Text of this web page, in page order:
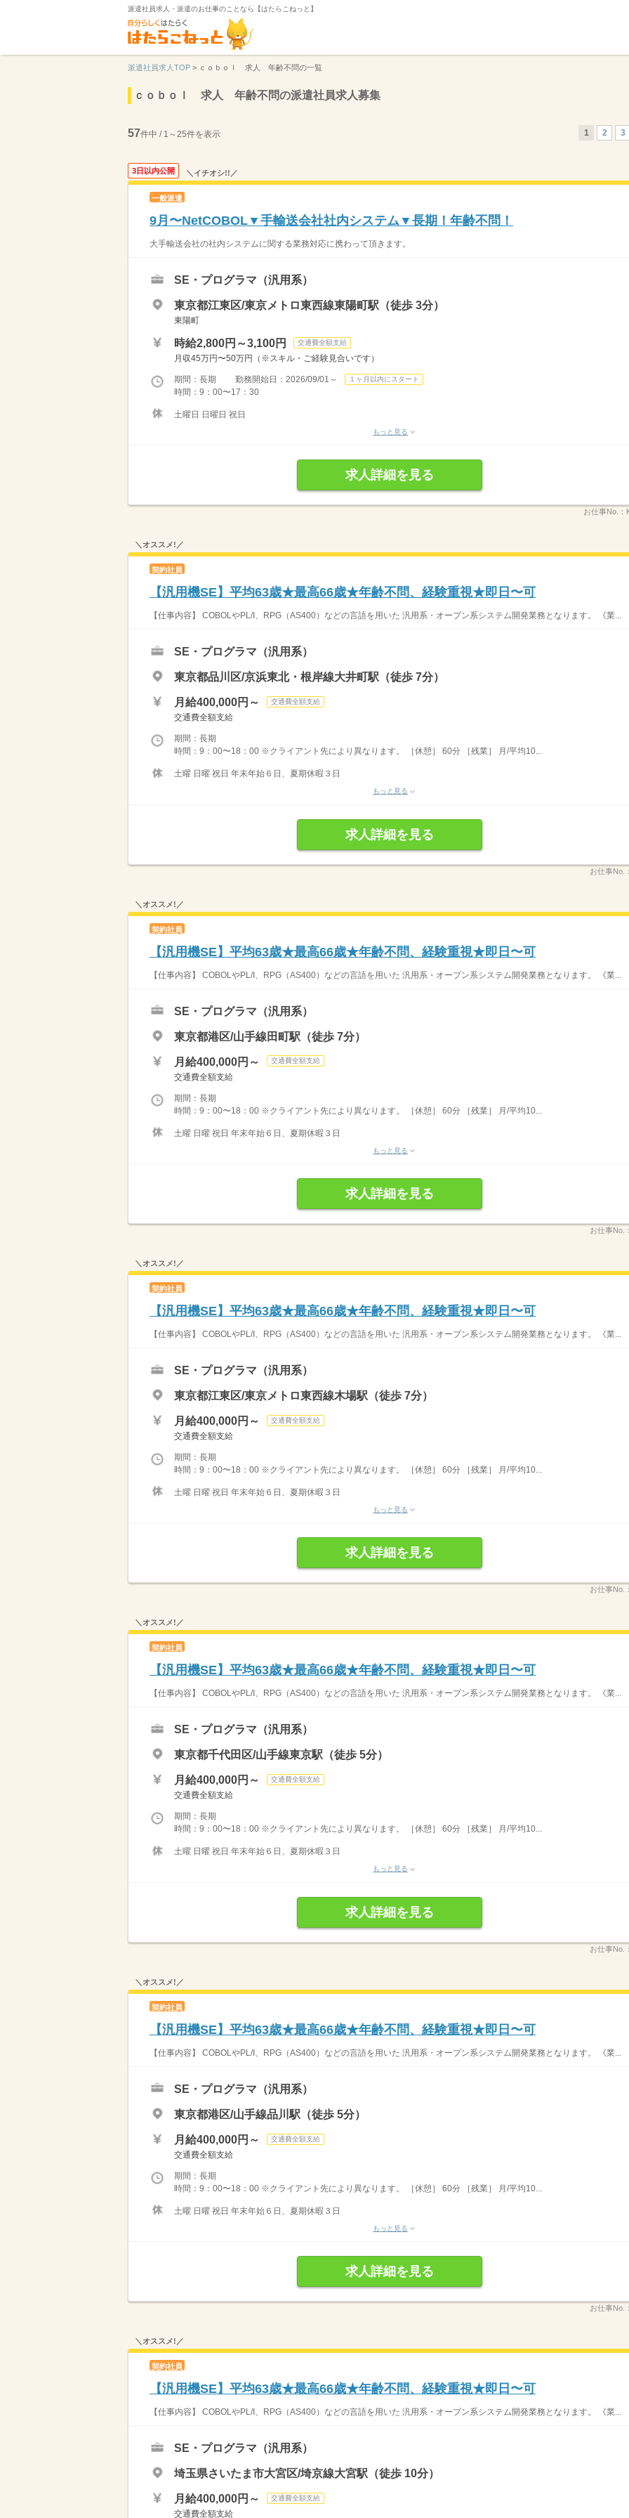
派遣社員求人・派遣のお仕事のことなら【はたらこねっと】
派遣社員求人TOP > ｃｏｂｏｌ 求人 年齢不問の一覧
ｃｏｂｏｌ 求人 年齢不問の派遣社員求人募集
57件中 / 1～25件を表示 1 2 3
3日以内公開 ＼イチオシ!!／
一般派遣
9月〜NetCOBOL▼手輸送会社社内システム▼長期！年齢不問！
大手輸送会社の社内システムに関する業務対応に携わって頂きます。
SE・プログラマ（汎用系）
東京都江東区/東京メトロ東西線東陽町駅（徒歩 3分）
東陽町
時給2,800円～3,100円 交通費全額支給
月収45万円〜50万円（※スキル・ご経験見合いです）
期間：長期 勤務開始日：2026/09/01～ １ヶ月以内にスタート
時間：9：00〜17：30
土曜日 日曜日 祝日
もっと見る
求人詳細を見る
お仕事No.：
＼オススメ!／
契約社員
【汎用機SE】平均63歳★最高66歳★年齢不問、経験重視★即日〜可
【仕事内容】 COBOLやPL/I、RPG（AS400）などの言語を用いた 汎用系・オープン系システム開発業務となります。 《業...
SE・プログラマ（汎用系）
東京都品川区/京浜東北・根岸線大井町駅（徒歩 7分）
月給400,000円～ 交通費全額支給
交通費全額支給
期間：長期
時間：9：00〜18：00 ※クライアント先により異なります。 ［休憩］ 60分 ［残業］ 月/平均10...
土曜 日曜 祝日 年末年始６日、夏期休暇３日
もっと見る
求人詳細を見る
お仕事No.：
＼オススメ!／
契約社員
【汎用機SE】平均63歳★最高66歳★年齢不問、経験重視★即日〜可
【仕事内容】 COBOLやPL/I、RPG（AS400）などの言語を用いた 汎用系・オープン系システム開発業務となります。 《業...
SE・プログラマ（汎用系）
東京都港区/山手線田町駅（徒歩 7分）
月給400,000円～ 交通費全額支給
交通費全額支給
期間：長期
時間：9：00〜18：00 ※クライアント先により異なります。 ［休憩］ 60分 ［残業］ 月/平均10...
土曜 日曜 祝日 年末年始６日、夏期休暇３日
もっと見る
求人詳細を見る
お仕事No.：
＼オススメ!／
契約社員
【汎用機SE】平均63歳★最高66歳★年齢不問、経験重視★即日〜可
【仕事内容】 COBOLやPL/I、RPG（AS400）などの言語を用いた 汎用系・オープン系システム開発業務となります。 《業...
SE・プログラマ（汎用系）
東京都江東区/東京メトロ東西線木場駅（徒歩 7分）
月給400,000円～ 交通費全額支給
交通費全額支給
期間：長期
時間：9：00〜18：00 ※クライアント先により異なります。 ［休憩］ 60分 ［残業］ 月/平均10...
土曜 日曜 祝日 年末年始６日、夏期休暇３日
もっと見る
求人詳細を見る
お仕事No.：
＼オススメ!／
契約社員
【汎用機SE】平均63歳★最高66歳★年齢不問、経験重視★即日〜可
【仕事内容】 COBOLやPL/I、RPG（AS400）などの言語を用いた 汎用系・オープン系システム開発業務となります。 《業...
SE・プログラマ（汎用系）
東京都千代田区/山手線東京駅（徒歩 5分）
月給400,000円～ 交通費全額支給
交通費全額支給
期間：長期
時間：9：00〜18：00 ※クライアント先により異なります。 ［休憩］ 60分 ［残業］ 月/平均10...
土曜 日曜 祝日 年末年始６日、夏期休暇３日
もっと見る
求人詳細を見る
お仕事No.：
＼オススメ!／
契約社員
【汎用機SE】平均63歳★最高66歳★年齢不問、経験重視★即日〜可
【仕事内容】 COBOLやPL/I、RPG（AS400）などの言語を用いた 汎用系・オープン系システム開発業務となります。 《業...
SE・プログラマ（汎用系）
東京都港区/山手線品川駅（徒歩 5分）
月給400,000円～ 交通費全額支給
交通費全額支給
期間：長期
時間：9：00〜18：00 ※クライアント先により異なります。 ［休憩］ 60分 ［残業］ 月/平均10...
土曜 日曜 祝日 年末年始６日、夏期休暇３日
もっと見る
求人詳細を見る
お仕事No.：
＼オススメ!／
契約社員
【汎用機SE】平均63歳★最高66歳★年齢不問、経験重視★即日〜可
【仕事内容】 COBOLやPL/I、RPG（AS400）などの言語を用いた 汎用系・オープン系システム開発業務となります。 《業...
SE・プログラマ（汎用系）
埼玉県さいたま市大宮区/埼京線大宮駅（徒歩 10分）
月給400,000円～ 交通費全額支給
交通費全額支給